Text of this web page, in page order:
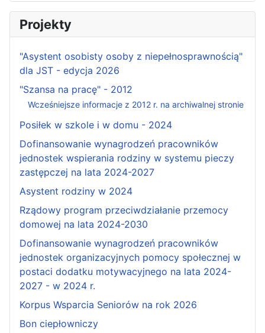
Projekty
"Asystent osobisty osoby z niepełnosprawnością"
dla JST - edycja 2026
"Szansa na pracę" - 2012
Wcześniejsze informacje z 2012 r. na archiwalnej stronie
Posiłek w szkole i w domu - 2024
Dofinansowanie wynagrodzeń pracowników
jednostek wspierania rodziny w systemu pieczy
zastępczej na lata 2024-2027
Asystent rodziny w 2024
Rządowy program przeciwdziałanie przemocy
domowej na lata 2024-2030
Dofinansowanie wynagrodzeń pracowników
jednostek organizacyjnych pomocy społecznej w
postaci dodatku motywacyjnego na lata 2024-
2027 - w 2024 r.
Korpus Wsparcia Seniorów na rok 2026
Bon ciepłowniczy